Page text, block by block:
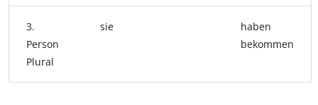
3.
Person
Plural
sie
haben
bekommen